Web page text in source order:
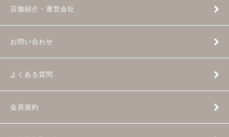
店舗紹介・運営会社
お問い合わせ
よくある質問
会員規約